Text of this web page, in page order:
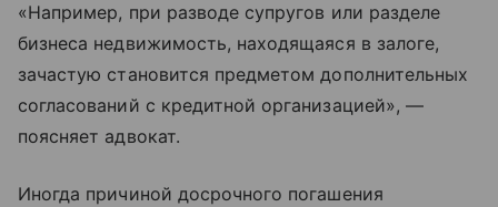
«Например, при разводе супругов или разделе
бизнеса недвижимость, находящаяся в залоге,
зачастую становится предметом дополнительных
согласований с кредитной организацией», —
поясняет адвокат.
Иногда причиной досрочного погашения